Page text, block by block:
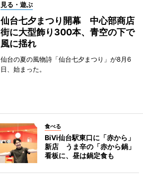
見る・遊ぶ
仙台七夕まつり開幕 中心部商店
街に大型飾り300本、青空の下で
風に揺れ
仙台の夏の風物詩「仙台七夕まつり」が8月6
日、始まった。
食べる
BiVi仙台駅東口に「赤から」
新店 うま辛の「赤から鍋」
看板に、昼は鍋定食も